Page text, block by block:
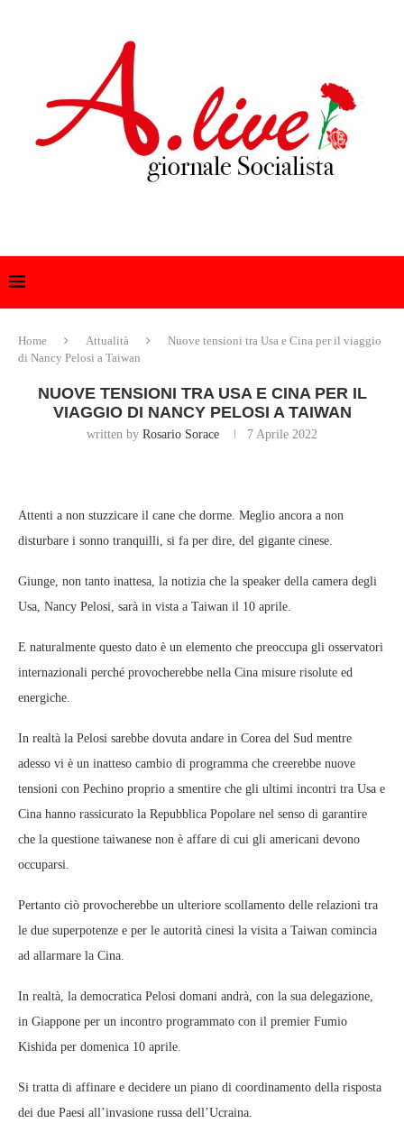
Home Attualità
Nuove tensioni tra Usa e Cina per il viaggio
di Nancy Pelosi a Taiwan
NUOVE TENSIONI TRA USA E CINA PER IL
VIAGGIO DI NANCY PELOSI A TAIWAN
written by Rosario Sorace 7 Aprile 2022
Attenti a non stuzzicare il cane che dorme. Meglio ancora a non
disturbare i sonno tranquilli, si fa per dire, del gigante cinese.
Giunge, non tanto inattesa, la notizia che la speaker della camera degli
Usa, Nancy Pelosi, sarà in vista a Taiwan il 10 aprile.
E naturalmente questo dato è un elemento che preoccupa gli osservatori
internazionali perché provocherebbe nella Cina misure risolute ed
energiche.
In realtà la Pelosi sarebbe dovuta andare in Corea del Sud mentre
adesso vi è un inatteso cambio di programma che creerebbe nuove
tensioni con Pechino proprio a smentire che gli ultimi incontri tra Usa e
Cina hanno rassicurato la Repubblica Popolare nel senso di garantire
che la questione taiwanese non è affare di cui gli americani devono
occuparsi.
Pertanto ciò provocherebbe un ulteriore scollamento delle relazioni tra
le due superpotenze e per le autorità cinesi la visita a Taiwan comincia
ad allarmare la Cina.
In realtà, la democratica Pelosi domani andrà, con la sua delegazione,
in Giappone per un incontro programmato con il premier Fumio
Kishida per domenica 10 aprile.
Si tratta di affinare e decidere un piano di coordinamento della risposta
dei due Paesi all’invasione russa dell’Ucraina.